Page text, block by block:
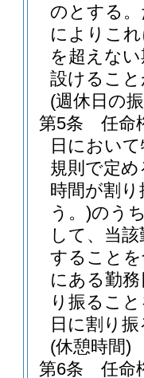
のとする。
によりこ
を超えな
設けるこ
(週休日の
第5条
任命
日におい
規則で定
時間が割
う。)のう
して、当
すること
にある勤
り振るこ
日に割り
(休憩時間)
第6条
任命